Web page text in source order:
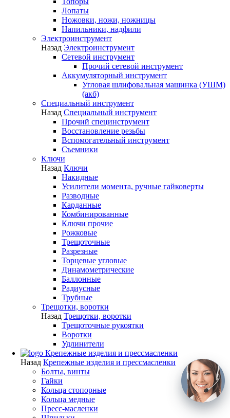
Лопаты
Ножовки, ножи, ножницы
Напильники, надфили
Электроинструмент
Назад Электроинструмент
Сетевой инструмент
Прочий сетевой инструмент
Аккумуляторный инструмент
Угловая шлифовальная машинка (УШМ)
(акб)
Специальный инструмент
Назад Специальный инструмент
Прочий специнструмент
Восстановление резьбы
Вспомогательный инструмент
Съемники
Ключи
Назад Ключи
Накидные
Усилители момента, ручные гайковерты
Разводные
Карданные
Комбинированные
Ключи прочие
Рожковые
Трещоточные
Разрезные
Торцевые угловые
Динамометрические
Баллонные
Радиусные
Трубные
Трещотки, воротки
Назад Трещотки, воротки
Трещоточные рукоятки
Воротки
Удлинители
Крепежные изделия и прессмасленки
Назад Крепежные изделия и прессмасленки
Болты, винты
Гайки
Кольца стопорные
Кольца медные
Пресс-масленки